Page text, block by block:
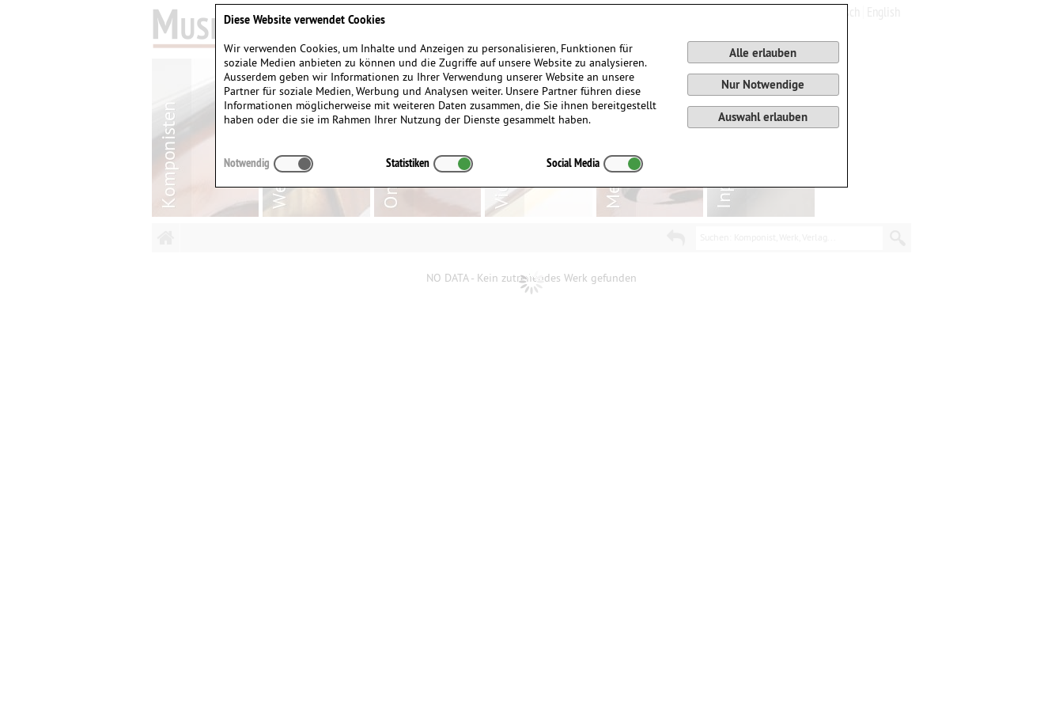
NO DATA - Kein zutreffendes Werk gefunden
Diese Website verwendet Cookies
Wir verwenden Cookies, um Inhalte und Anzeigen zu personalisieren, Funktionen für
soziale Medien anbieten zu können und die Zugriffe auf unsere Website zu analysieren.
Ausserdem geben wir Informationen zu Ihrer Verwendung unserer Website an unsere
Partner für soziale Medien, Werbung und Analysen weiter. Unsere Partner führen diese
Informationen möglicherweise mit weiteren Daten zusammen, die Sie ihnen bereitgestellt
haben oder die sie im Rahmen Ihrer Nutzung der Dienste gesammelt haben.
Alle erlauben
Nur Notwendige
Auswahl erlauben
Notwendig Statistiken Social Media